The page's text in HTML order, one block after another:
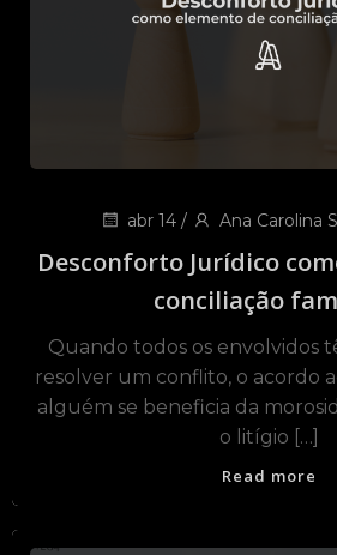
abr 14 / Ana Carolina
Desconforto Jurídico
conciliação
Quando todos os envolvidos
resolver um conflito, o acordo
alguém se beneficia da
o litígio […]
Read more